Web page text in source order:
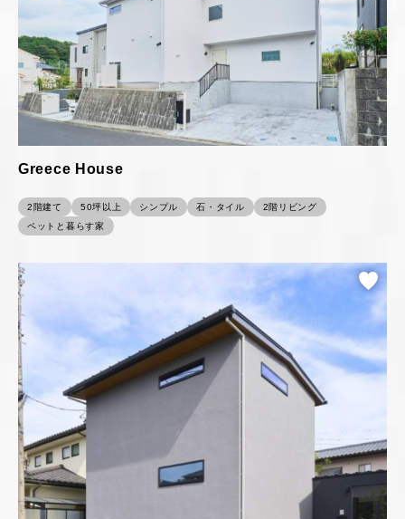
Greece House
2階建て 50坪以上 シンプル 石・タイル
2階リビング
ペットと暮らす家